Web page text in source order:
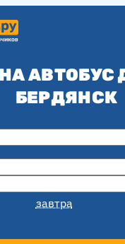
АВТОБУС
БЕРДЯНСК
завтра